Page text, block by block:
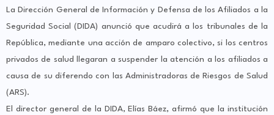
La Dirección General de Información y Defensa de los Afiliados a la
Seguridad Social (DIDA) anunció que acudirá a los tribunales de la
República, mediante una acción de amparo colectivo, si los centros
privados de salud llegaran a suspender la atención a los afiliados a
causa de su diferendo con las Administradoras de Riesgos de Salud
(ARS).
El director general de la DIDA, Elías Báez, afirmó que la institución